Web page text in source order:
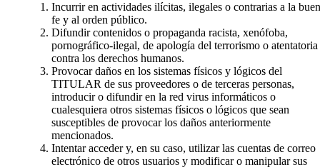
Incurrir en actividades ilícitas, ilegales o contrarias a la
fe y al orden público.
Difundir contenidos o propaganda racista, xenófoba,
pornográfico-ilegal, de apología del terrorismo o atentatoria
contra los derechos humanos.
Provocar daños en los sistemas físicos y lógicos del
TITULAR de sus proveedores o de terceras personas,
introducir o difundir en la red virus informáticos o
cualesquiera otros sistemas físicos o lógicos que sean
susceptibles de provocar los daños anteriormente
mencionados.
Intentar acceder y, en su caso, utilizar las cuentas de correo
electrónico de otros usuarios y modificar o manipular sus